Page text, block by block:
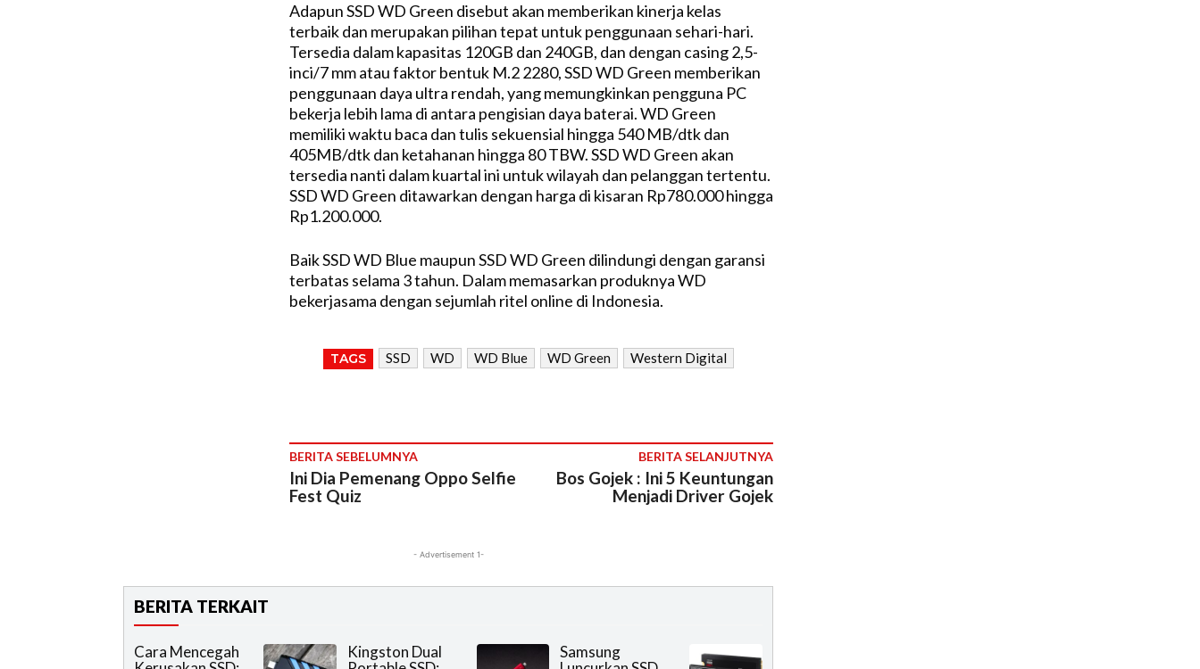
Adapun SSD WD Green disebut akan memberikan kinerja kelas
terbaik dan merupakan pilihan tepat untuk penggunaan sehari-hari.
Tersedia dalam kapasitas 120GB dan 240GB, dan dengan casing 2,5-
inci/7 mm atau faktor bentuk M.2 2280, SSD WD Green memberikan
penggunaan daya ultra rendah, yang memungkinkan pengguna PC
bekerja lebih lama di antara pengisian daya baterai. WD Green
memiliki waktu baca dan tulis sekuensial hingga 540 MB/dtk dan
405MB/dtk dan ketahanan hingga 80 TBW. SSD WD Green akan
tersedia nanti dalam kuartal ini untuk wilayah dan pelanggan tertentu.
SSD WD Green ditawarkan dengan harga di kisaran Rp780.000 hingga
Rp1.200.000.
Baik SSD WD Blue maupun SSD WD Green dilindungi dengan garansi
terbatas selama 3 tahun. Dalam memasarkan produknya WD
bekerjasama dengan sejumlah ritel online di Indonesia.
TAGS SSD WD WD Blue WD Green Western Digital
BERITA SEBELUMNYA
Ini Dia Pemenang Oppo Selfie
Fest Quiz
BERITA SELANJUTNYA
Bos Gojek : Ini 5 Keuntungan
Menjadi Driver Gojek
- Advertisement 1-
BERITA TERKAIT
Cara Mencegah
Kingston Dual
Samsung